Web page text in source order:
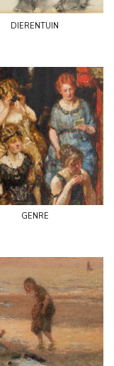
dierentuin
genre